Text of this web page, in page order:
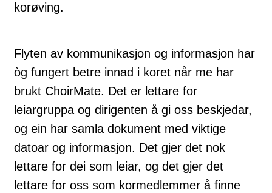
korøving.
Flyten av kommunikasjon og informasjon har
òg fungert betre innad i koret når me har
brukt ChoirMate. Det er lettare for
leiargruppa og dirigenten å gi oss beskjedar,
og ein har samla dokument med viktige
datoar og informasjon. Det gjer det nok
lettare for dei som leiar, og det gjer det
lettare for oss som kormedlemmer å finne